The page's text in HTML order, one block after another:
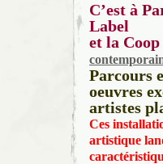
C’est à
Label
et la Coop
Parcours
oeuvres
artistes
Ces
artistique